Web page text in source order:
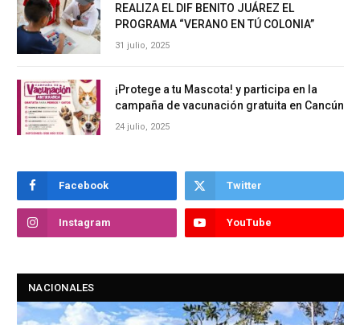
REALIZA EL DIF BENITO JUÁREZ EL
PROGRAMA “VERANO EN TÚ COLONIA”
31 julio, 2025
¡Protege a tu Mascota! y participa en la
campaña de vacunación gratuita en Cancún
24 julio, 2025
Facebook Twitter
Instagram YouTube
NACIONALES